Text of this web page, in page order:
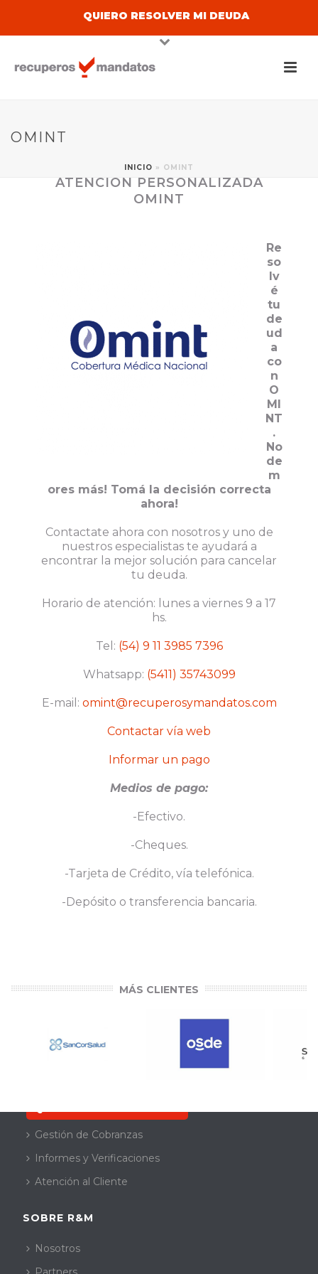
QUIERO RESOLVER MI DEUDA
OMINT
INICIO » OMINT
ATENCIÓN PERSONALIZADA
OMINT
Re
so
lv
é
tu
de
ud
a
co
n
O
MI
NT
.
No
de
m
ores más! Tomá la decisión correcta
ahora!
Contactate ahora con nosotros y uno de
nuestros especialistas te ayudará a
encontrar la mejor solución para cancelar
tu deuda.
Horario de atención: lunes a viernes 9 a 17
hs.
Tel: (54) 9 11 3985 7396
Whatsapp: (5411) 35743099
E-mail: omint@recuperosymandatos.com
Contactar vía web
Informar un pago
Medios de pago:
-Efectivo.
-Cheques.
-Tarjeta de Crédito, vía telefónica.
-Depósito o transferencia bancaria.
MÁS CLIENTES
Gestión de Cobranzas
Informes y Verificaciones
Atención al Cliente
SOBRE R&M
Nosotros